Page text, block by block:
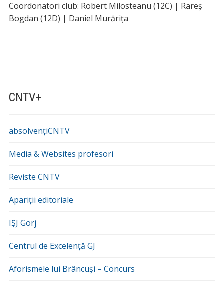
CNTV+
absolvențiCNTV
Media & Websites profesori
Reviste CNTV
Apariții editoriale
IȘJ Gorj
Centrul de Excelență GJ
Aforismele lui Brâncuși – Concurs
Coordonatori club: Robert Milosteanu (12C) | Rareș
Bogdan (12D) | Daniel Murărița